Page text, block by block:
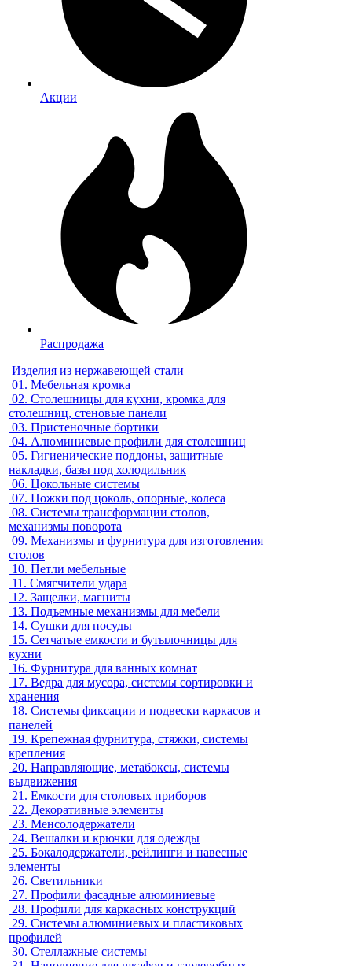
Акции
Распродажа
Изделия из нержавеющей стали
01. Мебельная кромка
02. Столешницы для кухни, кромка для
столешниц, стеновые панели
03. Пристеночные бортики
04. Алюминиевые профили для столешниц
05. Гигиенические поддоны, защитные
накладки, базы под холодильник
06. Цокольные системы
07. Ножки под цоколь, опорные, колеса
08. Системы трансформации столов,
механизмы поворота
09. Механизмы и фурнитура для изготовления
столов
10. Петли мебельные
11. Смягчители удара
12. Защелки, магниты
13. Подъемные механизмы для мебели
14. Сушки для посуды
15. Сетчатые емкости и бутылочницы для
кухни
16. Фурнитура для ванных комнат
17. Ведра для мусора, системы сортировки и
хранения
18. Системы фиксации и подвески каркасов и
панелей
19. Крепежная фурнитура, стяжки, системы
крепления
20. Направляющие, метабоксы, системы
выдвижения
21. Емкости для столовых приборов
22. Декоративные элементы
23. Менсолодержатели
24. Вешалки и крючки для одежды
25. Бокалодержатели, рейлинги и навесные
элементы
26. Светильники
27. Профили фасадные алюминиевые
28. Профили для каркасных конструкций
29. Системы алюминиевых и пластиковых
профилей
30. Стеллажные системы